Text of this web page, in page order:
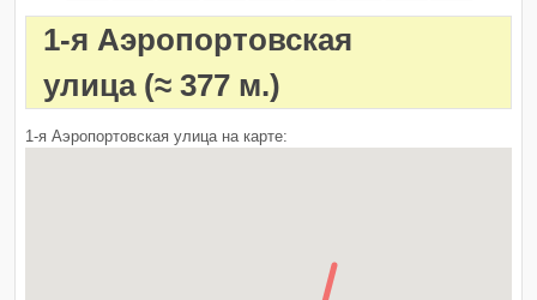
1-я Аэропортовская
улица (≈ 377 м.)
1-я Аэропортовская улица на карте: